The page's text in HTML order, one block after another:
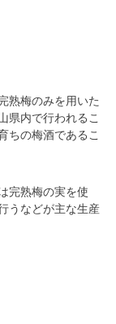
熟梅のみを用いた
県内で行われるこ
ちの梅酒であるこ
完熟梅の実を使
うなどが主な生産